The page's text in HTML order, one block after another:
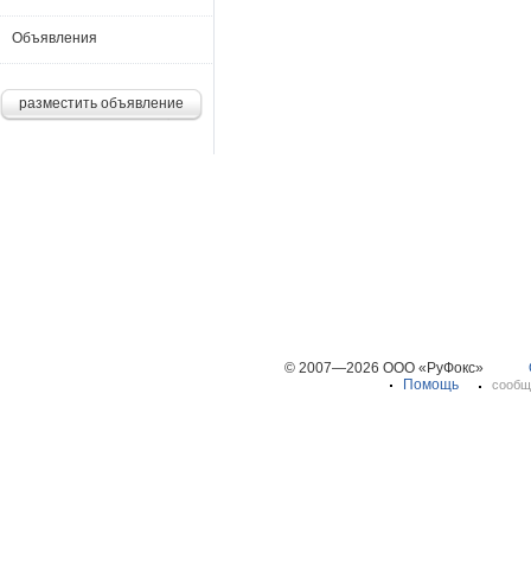
Объявления
разместить объявление
© 2007—2026 ООО «РуФокс»
Помощь